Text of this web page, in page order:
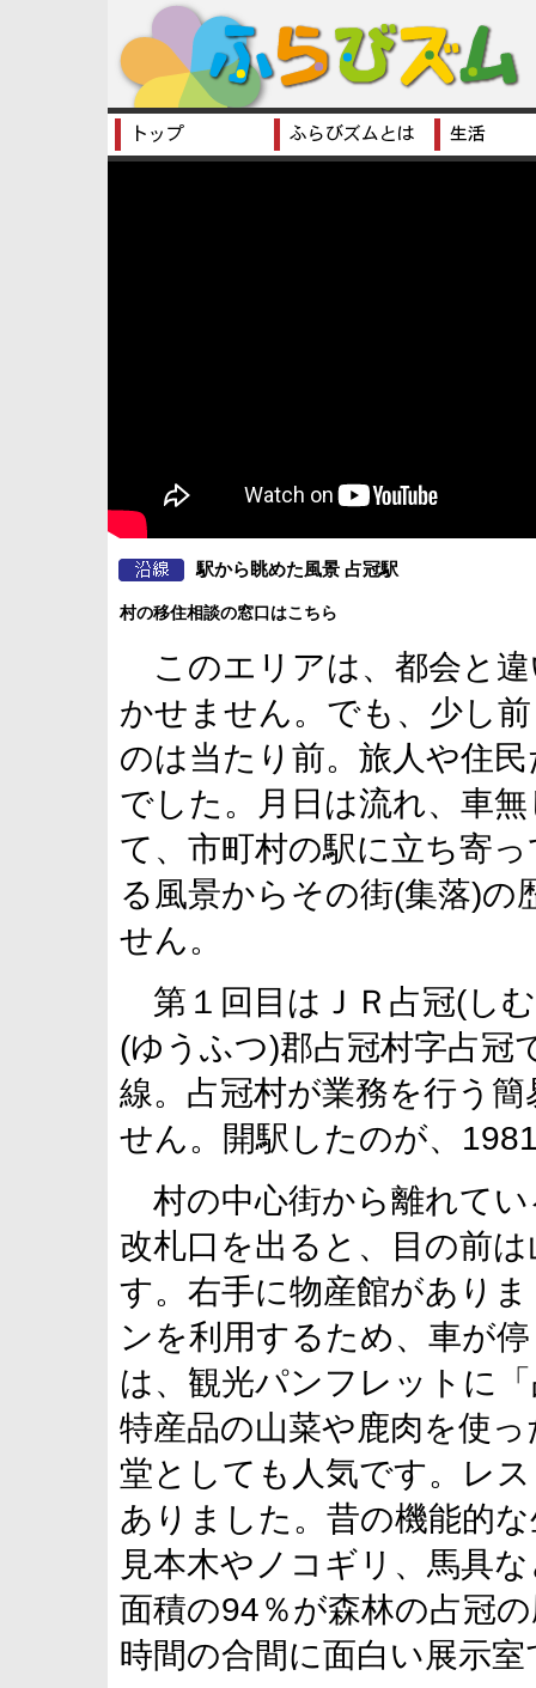
駅から眺めた風景 占冠駅
村の移住相談の窓口はこちら
このエリアは、都会と違
かせません。でも、少し
のは当たり前。旅人や住
でした。月日は流れ、車
て、市町村の駅に立ち寄
る風景からその街(集落)
せん。
第１回目はＪＲ占冠(し
(ゆうふつ)郡占冠村字占冠
線。占冠村が業務を行う
せん。開駅したのが、
村の中心街から離れて
改札口を出ると、目の前
す。右手に物産館があり
ンを利用するため、車が
は、観光パンフレットに
特産品の山菜や鹿肉を使
堂としても人気です。レ
ありました。昔の機能的
見本木やノコギリ、馬具
面積の94％が森林の占冠
時間の合間に面白い展示